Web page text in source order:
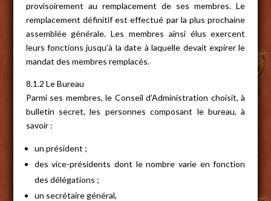
provisoirement au remplacement de ses membres. Le
remplacement définitif est effectué par la plus prochaine
assemblée générale. Les membres ainsi élus exercent
leurs fonctions jusqu’à la date à laquelle devait expirer le
mandat des membres remplacés.
8.1.2 Le Bureau
Parmi ses membres, le Conseil d’Administration choisit, à
bulletin secret, les personnes composant le bureau, à
savoir :
un président ;
des vice-présidents dont le nombre varie en fonction
des délégations ;
un secrétaire général,